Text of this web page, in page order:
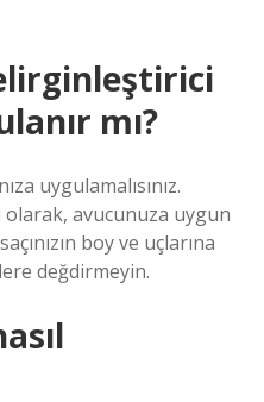
mı?
uygulamalısınız.
olarak, avucunuza uygun
boy ve uçlarına
değdirmeyin.